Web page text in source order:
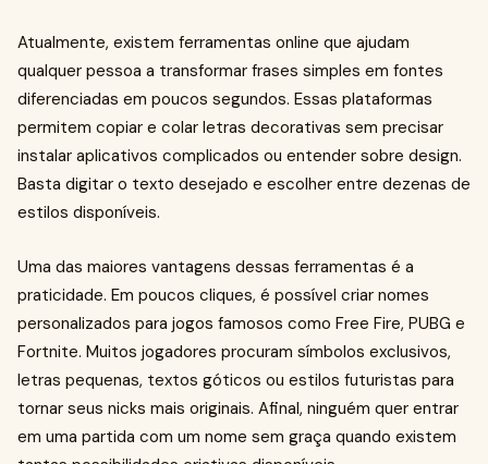
Atualmente, existem ferramentas online que ajudam
qualquer pessoa a transformar frases simples em fontes
diferenciadas em poucos segundos. Essas plataformas
permitem copiar e colar letras decorativas sem precisar
instalar aplicativos complicados ou entender sobre design.
Basta digitar o texto desejado e escolher entre dezenas de
estilos disponíveis.
Uma das maiores vantagens dessas ferramentas é a
praticidade. Em poucos cliques, é possível criar nomes
personalizados para jogos famosos como Free Fire, PUBG e
Fortnite. Muitos jogadores procuram símbolos exclusivos,
letras pequenas, textos góticos ou estilos futuristas para
tornar seus nicks mais originais. Afinal, ninguém quer entrar
em uma partida com um nome sem graça quando existem